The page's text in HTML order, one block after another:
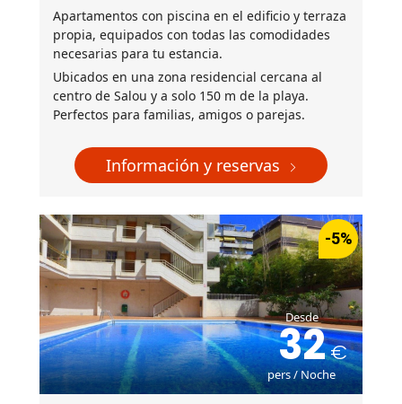
Apartamentos con piscina en el edificio y terraza
propia, equipados con todas las comodidades
necesarias para tu estancia.
Ubicados en una zona residencial cercana al
centro de Salou y a solo 150 m de la playa.
Perfectos para familias, amigos o parejas.
Información y reservas
-5%
Desde
32
pers / Noche